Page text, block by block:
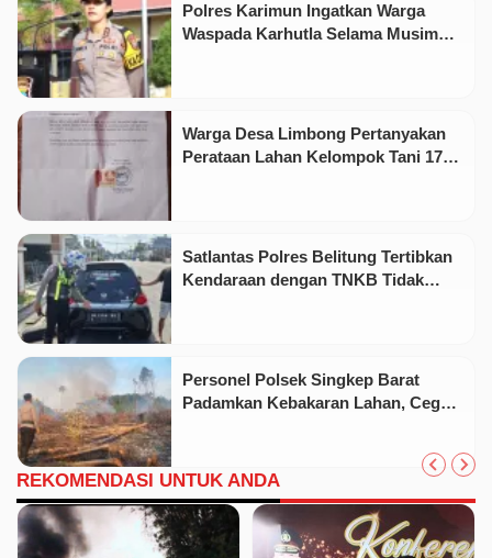
Polres Karimun Ingatkan Warga
Waspada Karhutla Selama Musim
Warga Desa Limbong Pertanyakan
Perataan Lahan Kelompok Tani 17
Satlantas Polres Belitung Tertibkan
Kendaraan dengan TNKB Tidak
Personel Polsek Singkep Barat
Padamkan Kebakaran Lahan, Cegah
REKOMENDASI UNTUK ANDA